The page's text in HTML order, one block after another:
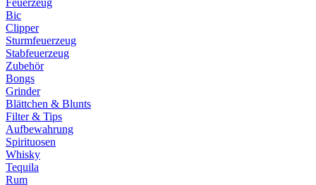
Feuerzeug
Bic
Clipper
Sturmfeuerzeug
Stabfeuerzeug
Zubehör
Bongs
Grinder
Blättchen & Blunts
Filter & Tips
Aufbewahrung
Spirituosen
Whisky
Tequila
Rum